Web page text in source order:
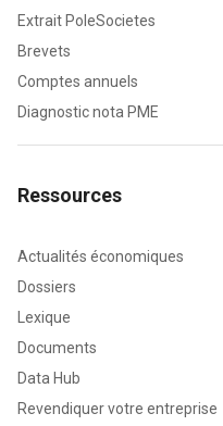
Extrait PoleSocietes
Brevets
Comptes annuels
Diagnostic nota PME
Ressources
Actualités économiques
Dossiers
Lexique
Documents
Data Hub
Revendiquer votre entreprise